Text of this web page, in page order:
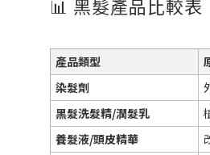
📊 黑髮產品比較表
產品類型
染髮劑
黑髮洗髮精/潤髮乳
養髮液/頭皮精華